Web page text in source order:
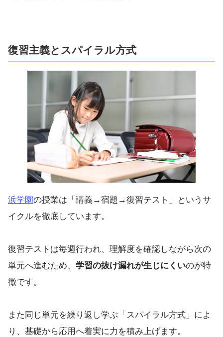
復習主義とスパイラル方式
浜学園の授業は「講義→宿題→復習テスト」というサ
イクルを徹底しています。
復習テストは毎週行われ、理解度を確認しながら次の
単元へ進むため、 学習の抜け漏れが生じにくいのが特
徴です。
また同じ単元を繰り返し学ぶ「スパイラル方式」によ
り、基礎から応用へ着実に力を積み上げます。